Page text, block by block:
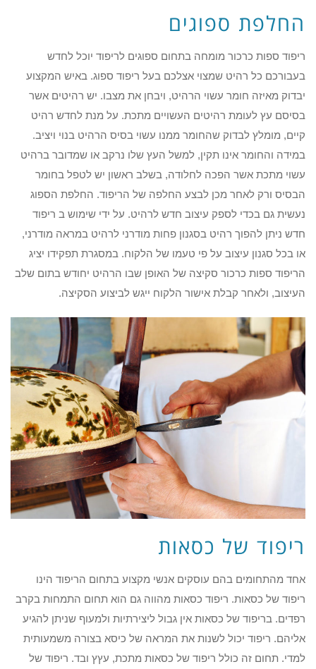
החלפת ספוגים
ריפוד ספות כרכור מומחה בתחום ספוגים לריפוד יוכל לחדש
בעבורכם כל רהיט שמצוי אצלכם בעל ריפוד ספוג. באיש המקצוע
יבדוק מאיזה חומר עשוי הרהיט, ויבחן את מצבו. יש רהיטים אשר
בסיסם עץ לעומת רהיטים העשויים מתכת. על מנת לחדש רהיט
קיים, מומלץ לבדוק שהחומר ממנו עשוי בסיס הרהיט בנוי ויציב.
במידה והחומר אינו תקין, למשל העץ שלו נרקב או שמדובר ברהיט
עשוי מתכת אשר הפכה לחלודה, בשלב ראשון יש לטפל בחומר
הבסיס ורק לאחר מכן לבצע החלפה של הריפוד. החלפת הספוג
נעשית גם בכדי לספק עיצוב חדש לרהיט. על ידי שימוש ב ריפוד
חדש ניתן להפוך רהיט בסגנון פחות מודרני לרהיט במראה מודרני,
או בכל סגנון עיצוב על פי טעמו של הלקוח. במסגרת תפקידו יציג
הריפוד ספות כרכור סקיצה של האופן שבו הרהיט יחודש בתום שלב
העיצוב, ולאחר קבלת אישור הלקוח ייגש לביצוע הסקיצה.
ריפוד של כסאות
אחד מהתחומים בהם עוסקים אנשי מקצוע בתחום הריפוד הינו
ריפוד של כסאות. ריפוד כסאות מהווה גם הוא תחום התמחות בקרב
רפדים. בריפוד של כסאות אין גבול ליצירתיות ולמעוף שניתן להגיע
אליהם. ריפוד יכול לשנות את המראה של כיסא בצורה משמעותית
למדי. תחום זה כולל ריפוד של כסאות מתכת, עץץ ובד. ריפוד של